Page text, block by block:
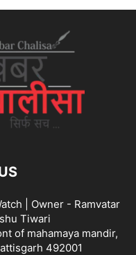
| Owner - Ramvatar
Tiwari
of mahamaya mandir,
492001